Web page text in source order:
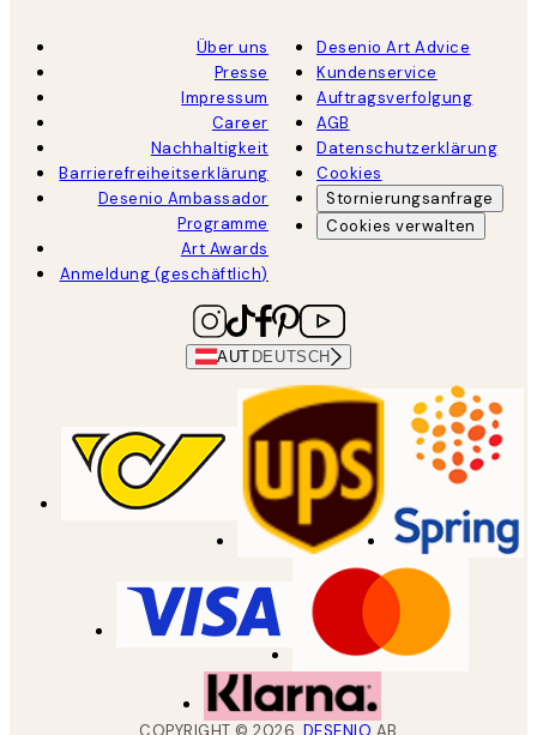
Über uns
Presse
Impressum
Career
Nachhaltigkeit
Barrierefreiheitserklärung
Desenio Ambassador
Programme
Art Awards
Anmeldung (geschäftlich)
Desenio Art Advice
Kundenservice
Auftragsverfolgung
AGB
Datenschutzerklärung
Cookies
Stornierungsanfrage
Cookies verwalten
AUT DEUTSCH